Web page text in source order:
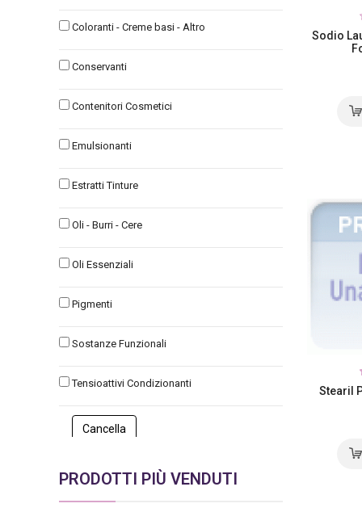
Coloranti - Creme basi - Altro
Conservanti
Contenitori Cosmetici
Emulsionanti
Estratti Tinture
Oli - Burri - Cere
Oli Essenziali
Pigmenti
Sostanze Funzionali
Tensioattivi Condizionanti
PRODOTTI PIÙ VENDUTI
Sodio
Stearil